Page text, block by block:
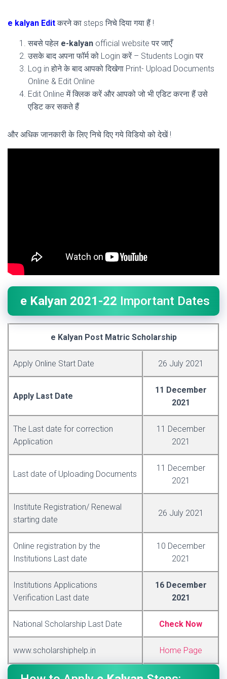
e kalyan Editकरने का steps निचे दिया गया हैं !
सबसे पहेल e-kalyan official website पर जाएँ
उसके बाद अपना फॉर्म को Login करें – Students Login पर
Log in होने के बाद आपको दिखेगा Print- Upload Documents
Online & Edit Online
Edit Online में क्लिक करें और आपको जो भी एडिट करना हैं उसे
एडिट कर सकते हैं
और अधिक जानकारी के लिए निचे दिए गये विडियो को देखें !
e Kalyan 2021-22 Important Dates
e Kalyan Post Matric Scholarship
Apply Online Start Date 26 July 2021
Apply Last Date
11 December
2021
The Last date for correction
Application
11 December
2021
Last date of Uploading Documents
11 December
2021
Institute Registration/ Renewal
starting date
26 July 2021
Online registration by the
Institutions Last date
10 December
2021
Institutions Applications
Verification Last date
16 December
2021
National Scholarship Last Date Check Now
www.scholarshiphelp.in Home Page